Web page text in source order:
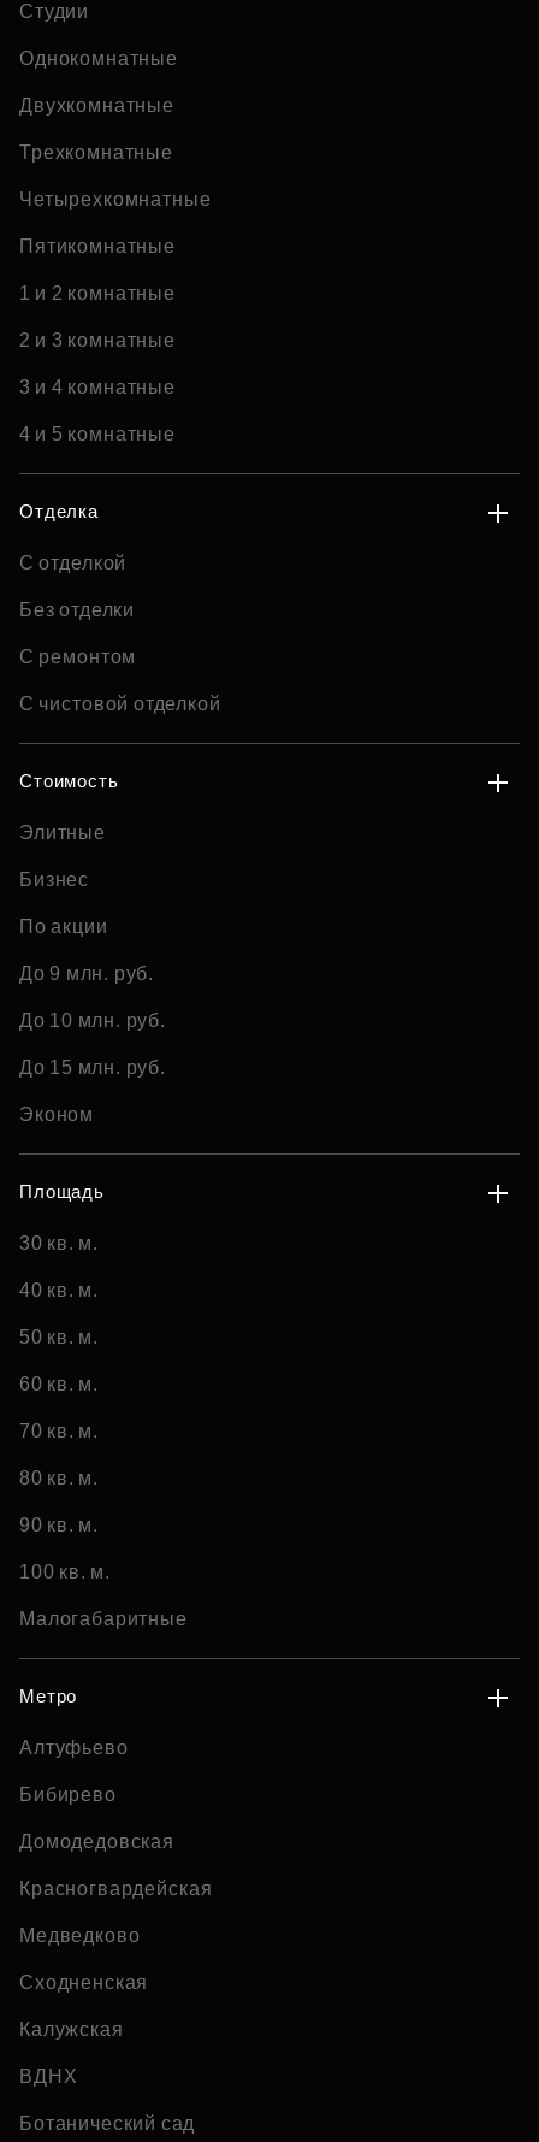
Студии
Однокомнатные
Двухкомнатные
Трехкомнатные
Четырехкомнатные
Пятикомнатные
1 и 2 комнатные
2 и 3 комнатные
3 и 4 комнатные
4 и 5 комнатные
Отделка
С отделкой
Без отделки
С ремонтом
С чистовой отделкой
Стоимость
Элитные
Бизнес
По акции
До 9 млн. руб.
До 10 млн. руб.
До 15 млн. руб.
Эконом
Площадь
30 кв. м.
40 кв. м.
50 кв. м.
60 кв. м.
70 кв. м.
80 кв. м.
90 кв. м.
100 кв. м.
Малогабаритные
Метро
Алтуфьево
Бибирево
Домодедовская
Красногвардейская
Медведково
Сходненская
Калужская
ВДНХ
Ботанический сад